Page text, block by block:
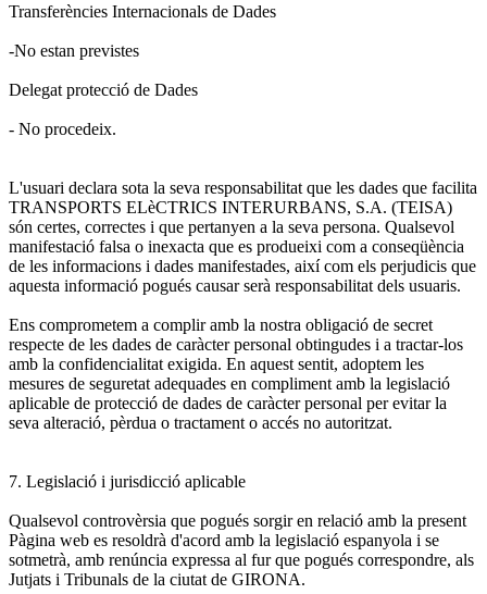
Transferències Internacionals de Dades
-No estan previstes
Delegat protecció de Dades
- No procedeix.
L'usuari declara sota la seva responsabilitat que les dades que facilita
TRANSPORTS ELèCTRICS INTERURBANS, S.A. (TEISA)
són certes, correctes i que pertanyen a la seva persona. Qualsevol
manifestació falsa o inexacta que es produeixi com a conseqüència
de les informacions i dades manifestades, així com els perjudicis que
aquesta informació pogués causar serà responsabilitat dels usuaris.
Ens comprometem a complir amb la nostra obligació de secret
respecte de les dades de caràcter personal obtingudes i a tractar-los
amb la confidencialitat exigida. En aquest sentit, adoptem les
mesures de seguretat adequades en compliment amb la legislació
aplicable de protecció de dades de caràcter personal per evitar la
seva alteració, pèrdua o tractament o accés no autoritzat.
7. Legislació i jurisdicció aplicable
Qualsevol controvèrsia que pogués sorgir en relació amb la present
Pàgina web es resoldrà d'acord amb la legislació espanyola i se
sotmetrà, amb renúncia expressa al fur que pogués correspondre, als
Jutjats i Tribunals de la ciutat de GIRONA.